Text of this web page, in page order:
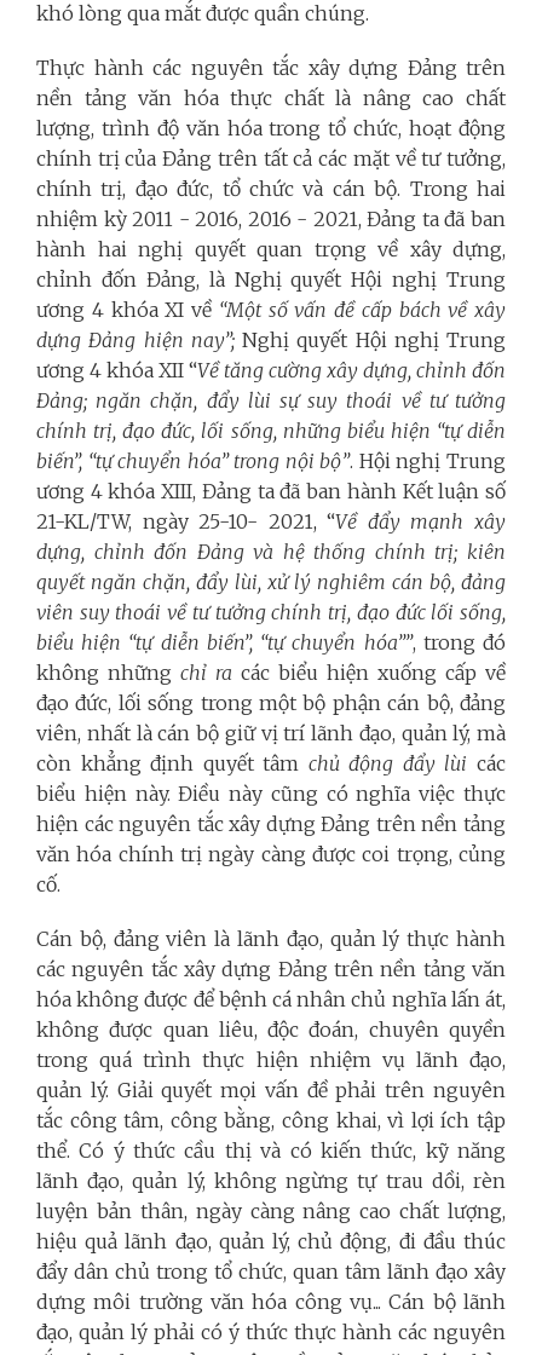
khó lòng qua mắt được quần chúng.
Thực hành các nguyên tắc xây dựng Đảng trên
nền tảng văn hóa thực chất là nâng cao chất
lượng, trình độ văn hóa trong tổ chức, hoạt động
chính trị của Đảng trên tất cả các mặt về tư tưởng,
chính trị, đạo đức, tổ chức và cán bộ. Trong hai
nhiệm kỳ 2011 - 2016, 2016 - 2021, Đảng ta đã ban
hành hai nghị quyết quan trọng về xây dựng,
chỉnh đốn Đảng, là Nghị quyết Hội nghị Trung
ương 4 khóa XI về “Một số vấn đề cấp bách về xây
dựng Đảng hiện nay”; Nghị quyết Hội nghị Trung
ương 4 khóa XII “Về tăng cường xây dựng, chỉnh đốn
Đảng; ngăn chặn, đẩy lùi sự suy thoái về tư tưởng
chính trị, đạo đức, lối sống, những biểu hiện “tự diễn
biến”, “tự chuyển hóa” trong nội bộ”. Hội nghị Trung
ương 4 khóa XIII, Đảng ta đã ban hành Kết luận số
21-KL/TW, ngày 25-10- 2021,“Về đẩy mạnh xây
dựng, chỉnh đốn Đảng và hệ thống chính trị; kiên
quyết ngăn chặn, đẩy lùi, xử lý nghiêm cán bộ, đảng
viên suy thoái về tư tưởng chính trị, đạo đức lối sống,
biểu hiện “tự diễn biến”, “tự chuyển hóa””, trong đó
không những chỉ ra các biểu hiện xuống cấp về
đạo đức, lối sống trong một bộ phận cán bộ, đảng
viên, nhất là cán bộ giữ vị trí lãnh đạo, quản lý, mà
còn khẳng định quyết tâm chủ động đẩy lùi các
biểu hiện này. Điều này cũng có nghĩa việc thực
hiện các nguyên tắc xây dựng Đảng trên nền tảng
văn hóa chính trị ngày càng được coi trọng, củng
cố.
Cán bộ, đảng viên là lãnh đạo, quản lý thực hành
các nguyên tắc xây dựng Đảng trên nền tảng văn
hóa không được để bệnh cá nhân chủ nghĩa lấn át,
không được quan liêu, độc đoán, chuyên quyền
trong quá trình thực hiện nhiệm vụ lãnh đạo,
quản lý. Giải quyết mọi vấn đề phải trên nguyên
tắc công tâm, công bằng, công khai, vì lợi ích tập
thể. Có ý thức cầu thị và có kiến thức, kỹ năng
lãnh đạo, quản lý, không ngừng tự trau dồi, rèn
luyện bản thân, ngày càng nâng cao chất lượng,
hiệu quả lãnh đạo, quản lý, chủ động, đi đầu thúc
đẩy dân chủ trong tổ chức, quan tâm lãnh đạo xây
dựng môi trường văn hóa công vụ... Cán bộ lãnh
đạo, quản lý phải có ý thức thực hành các nguyên